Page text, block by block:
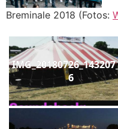
Breminale 2018 (Fotos:
6